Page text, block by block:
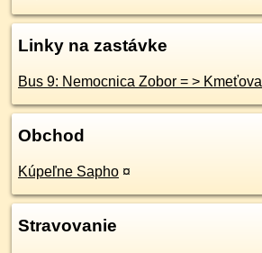
Linky na zastávke
Bus 9: Nemocnica Zobor = > Kmeťova
Obchod
Kúpeľne Sapho ¤
Stravovanie